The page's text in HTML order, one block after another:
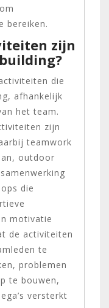
bereiken.
zijn
die
afhankelijk
het team.
zijn
teamwork
outdoor
die
motivatie
de activiteiten
te
problemen
te bouwen,
versterkt